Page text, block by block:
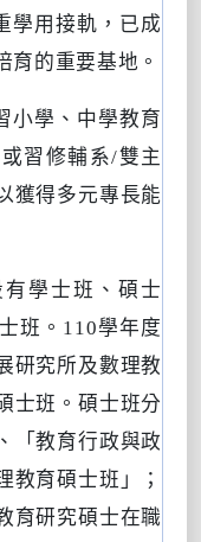
學用接軌，已成
育的重要基地。
小學、中學教育
習修輔系/雙主
獲得多元專長能
學士班、碩士
班。 110學年度
研究所及數理教
士班。碩士班分
「教育行政與政
教育碩士班」；
育研究碩士在職